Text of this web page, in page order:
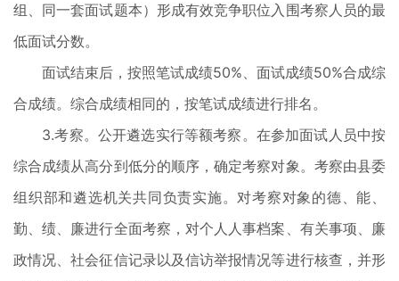
组、同一套面试题本）形成有效竞争职位入围考察人员的最
低面试分数。
面试结束后，按照笔试成绩50%、面试成绩50%合成综
合成绩。综合成绩相同的，按笔试成绩进行排名。
3.考察。公开遴选实行等额考察。在参加面试人员中按
综合成绩从高分到低分的顺序，确定考察对象。考察由县委
组织部和遴选机关共同负责实施。对考察对象的德、能、
勤、绩、廉进行全面考察，对个人人事档案、有关事项、廉
政情况、社会征信记录以及信访举报情况等进行核查，并形